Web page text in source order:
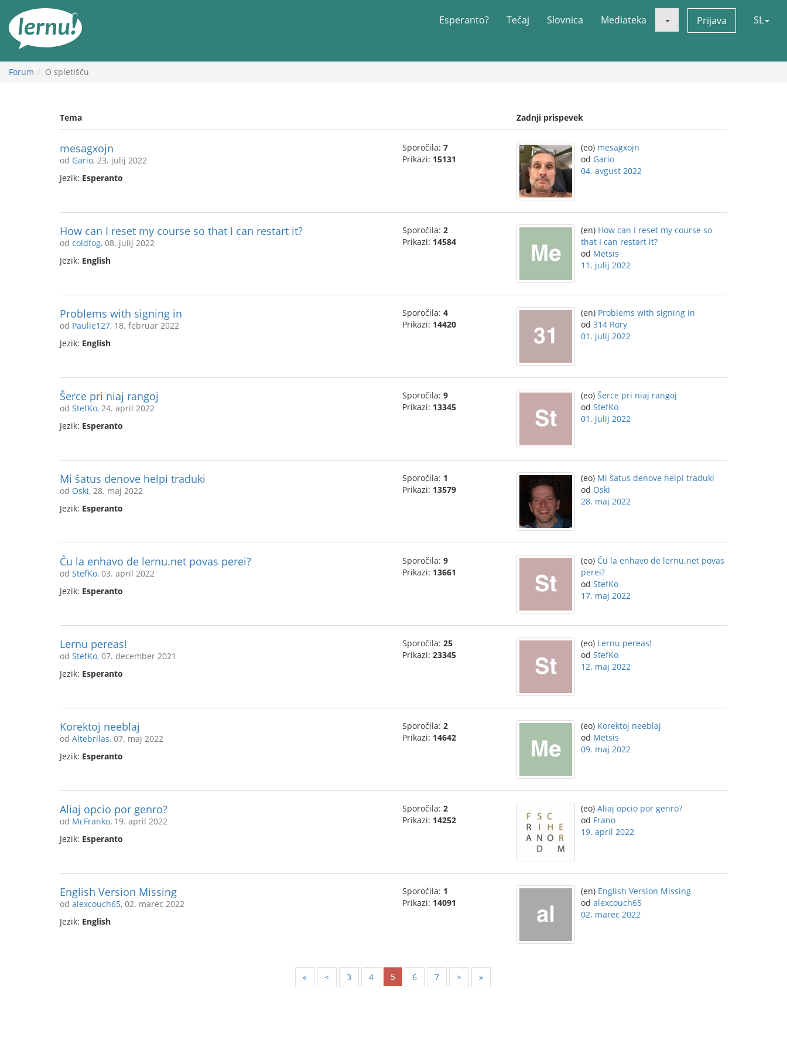
vsebini
Esperanto? Tečaj Slovnica Mediateka Prijava SL
Forum O spletišču
Tema Zadnji prispevek
mesagxojn
od Gario, 23. julij 2022
Jezik: Esperanto
Sporočila: 7
Prikazi: 15131
(eo) mesagxojn
od Gario
04. avgust 2022
How can I reset my course so that I can restart it?
od coldfog, 08. julij 2022
Jezik: English
Sporočila: 2
Prikazi: 14584
(en) How can I reset my course so
that I can restart it?
od Metsis
11. julij 2022
Problems with signing in
od Paulie127, 18. februar 2022
Jezik: English
Sporočila: 4
Prikazi: 14420
(en) Problems with signing in
od 314 Rory
01. julij 2022
Ŝerce pri niaj rangoj
od StefKo, 24. april 2022
Jezik: Esperanto
Sporočila: 9
Prikazi: 13345
(eo) Ŝerce pri niaj rangoj
od StefKo
01. julij 2022
Mi ŝatus denove helpi traduki
od Oski, 28. maj 2022
Jezik: Esperanto
Sporočila: 1
Prikazi: 13579
(eo) Mi ŝatus denove helpi traduki
od Oski
28. maj 2022
Ĉu la enhavo de lernu.net povas perei?
od StefKo, 03. april 2022
Jezik: Esperanto
Sporočila: 9
Prikazi: 13661
(eo) Ĉu la enhavo de lernu.net povas
perei?
od StefKo
17. maj 2022
Lernu pereas!
od StefKo, 07. december 2021
Jezik: Esperanto
Sporočila: 25
Prikazi: 23345
(eo) Lernu pereas!
od StefKo
12. maj 2022
Korektoj neeblaj
od Altebrilas, 07. maj 2022
Jezik: Esperanto
Sporočila: 2
Prikazi: 14642
(eo) Korektoj neeblaj
od Metsis
09. maj 2022
Aliaj opcio por genro?
od McFranko, 19. april 2022
Jezik: Esperanto
Sporočila: 2
Prikazi: 14252
(eo) Aliaj opcio por genro?
od Frano
19. april 2022
English Version Missing
od alexcouch65, 02. marec 2022
Jezik: English
Sporočila: 1
Prikazi: 14091
(en) English Version Missing
od alexcouch65
02. marec 2022
« < 3 4 5 6 7 > »